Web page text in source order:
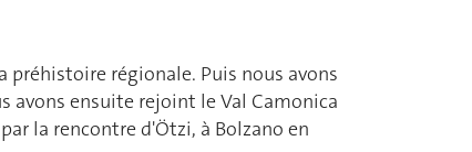
préhistoire régionale. Puis nous avons
avons ensuite rejoint le Val Camonica
la rencontre d'Ötzi, à Bolzano en